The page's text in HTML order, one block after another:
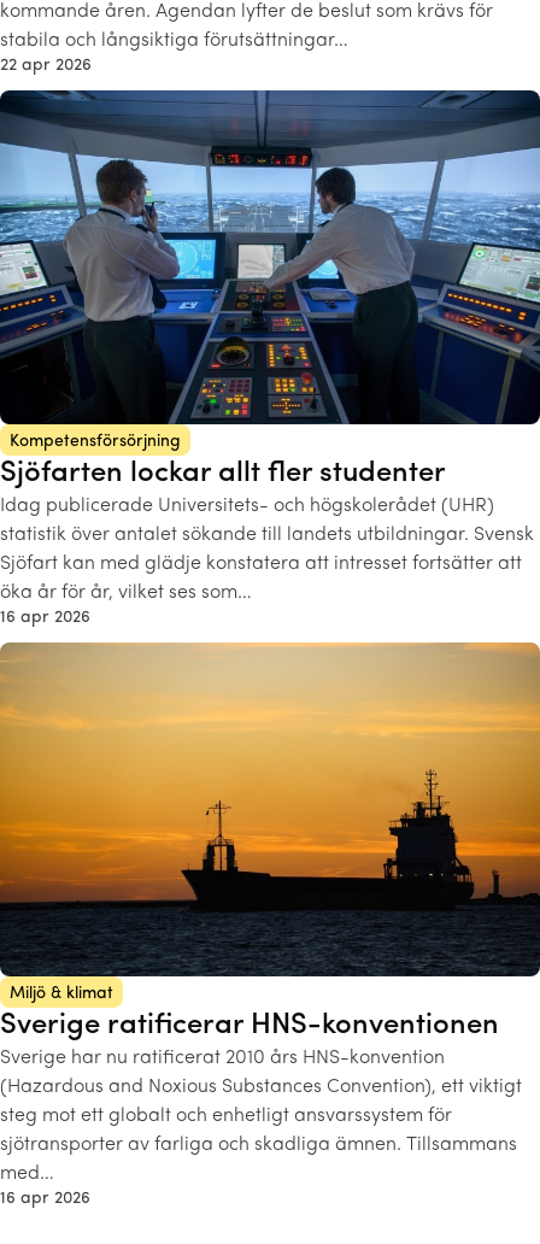
kommande åren. Agendan lyfter de beslut som krävs för
stabila och långsiktiga förutsättningar…
22 apr 2026
Kompetensförsörjning
Sjöfarten lockar allt fler studenter
Idag publicerade Universitets- och högskolerådet (UHR)
statistik över antalet sökande till landets utbildningar. Svensk
Sjöfart kan med glädje konstatera att intresset fortsätter att
öka år för år, vilket ses som…
16 apr 2026
Miljö & klimat
Sverige ratificerar HNS-konventionen
Sverige har nu ratificerat 2010 års HNS-konvention
(Hazardous and Noxious Substances Convention), ett viktigt
steg mot ett globalt och enhetligt ansvarssystem för
sjötransporter av farliga och skadliga ämnen. Tillsammans
med…
16 apr 2026